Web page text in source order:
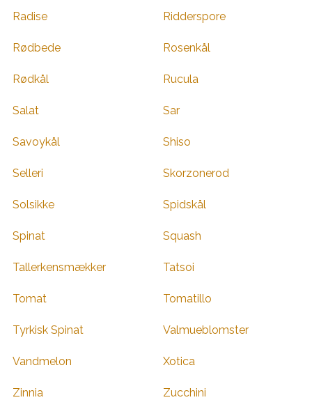
Radise Ridderspore
Rødbede Rosenkål
Rødkål Rucula
Salat Sar
Savoykål Shiso
Selleri Skorzonerod
Solsikke Spidskål
Spinat Squash
Tallerkensmækker Tatsoi
Tomat Tomatillo
Tyrkisk Spinat Valmueblomster
Vandmelon Xotica
Zinnia Zucchini